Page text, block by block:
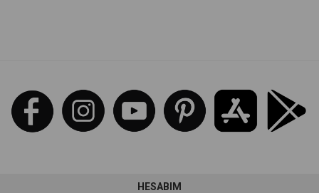
HESABIM